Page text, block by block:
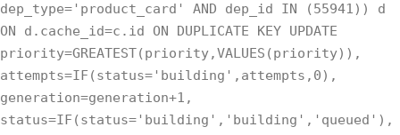
dep_type='product_card' AND dep_id IN (55941)) d
ON d.cache_id=c.id ON DUPLICATE KEY UPDATE
priority=GREATEST(priority,VALUES(priority)),
attempts=IF(status='building',attempts,0),
generation=generation+1,
status=IF(status='building','building','queued'),